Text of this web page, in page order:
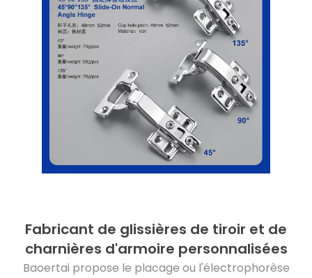
Fabricant de glissières de tiroir et de
charnières d'armoire personnalisées
Baoertai propose le placage ou l'électrophorèse